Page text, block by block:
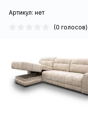
Артикул: нет
(0 голосов)